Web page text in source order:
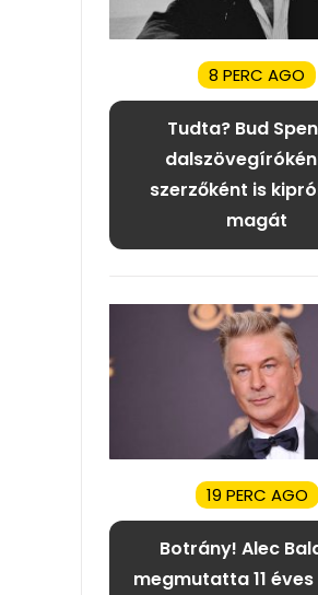
8 PERC AGO
Tudta? Bud
szerzőként is
magát
19 PERC AGO
Botrány! Alec
megmutatta 11